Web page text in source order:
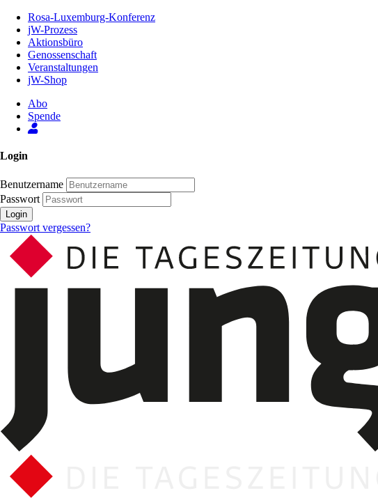
Inhalt
Seite
Rosa-Luxemburg-Konferenz
jW-Prozess
Aktionsbüro
Genossenschaft
Veranstaltungen
jW-Shop
Abo
Spende
Login
Benutzername
Passwort
Login
Passwort vergessen?